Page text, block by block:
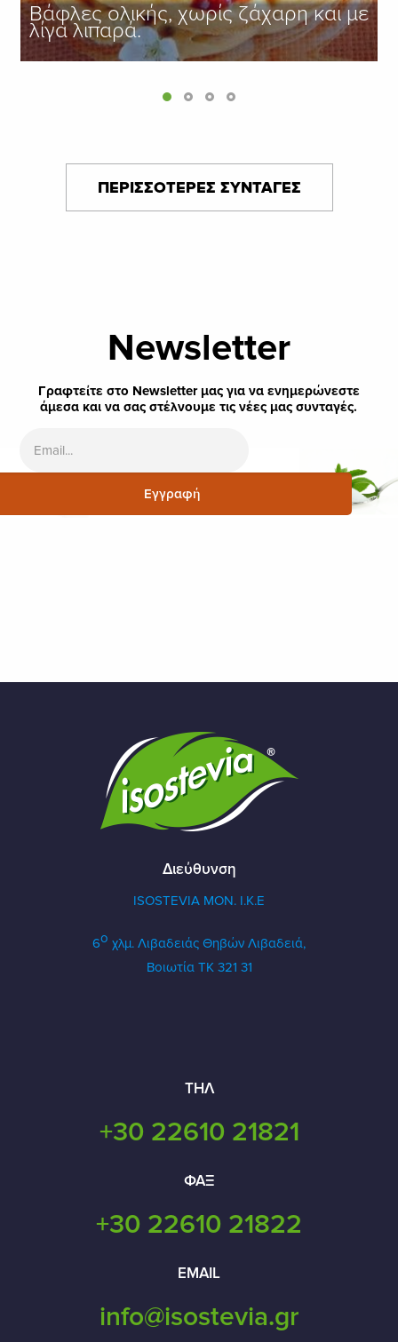
Βάφλες ολικής, χωρίς ζάχαρη και με
λίγα λιπαρά.
ΠΕΡΙΣΣΟΤΕΡΕΣ ΣΥΝΤΑΓΕΣ
Newsletter
Γραφτείτε στο Newsletter μας για να ενημερώνεστε
άμεσα και να σας στέλνουμε τις νέες μας συνταγές.
Διεύθυνση
ISOSTEVIA MON. Ι.Κ.Ε
6ο χλμ. Λιβαδειάς Θηβών Λιβαδειά,
Βοιωτία ΤΚ 321 31
ΤΗΛ
+30 22610 21821
ΦΑΞ
+30 22610 21822
EMAIL
info@isostevia.gr